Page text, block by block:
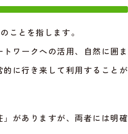
ことを指します。
ワークへの活用、自然に囲ま
に行き来して利用することが
がありますが、両者には明確